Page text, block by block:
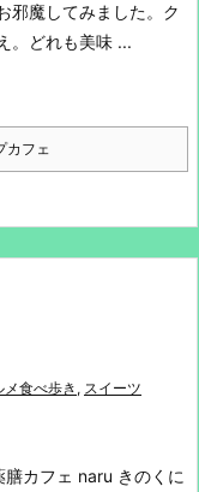
邪魔してみました。 ク
どれも美味 ...
カフェ
メ食べ歩き, スイーツ
膳カフェ naru きのくに